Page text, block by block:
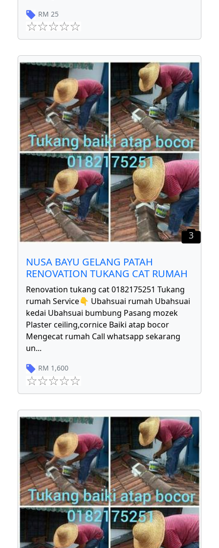
RM 25
3
NUSA BAYU GELANG PATAH
RENOVATION TUKANG CAT RUMAH
Renovation tukang cat 0182175251 Tukang
rumah Service👇 Ubahsuai rumah Ubahsuai
kedai Ubahsuai bumbung Pasang mozek
Plaster ceiling,cornice Baiki atap bocor
Mengecat rumah Call whatsapp sekarang
un...
RM 1,600